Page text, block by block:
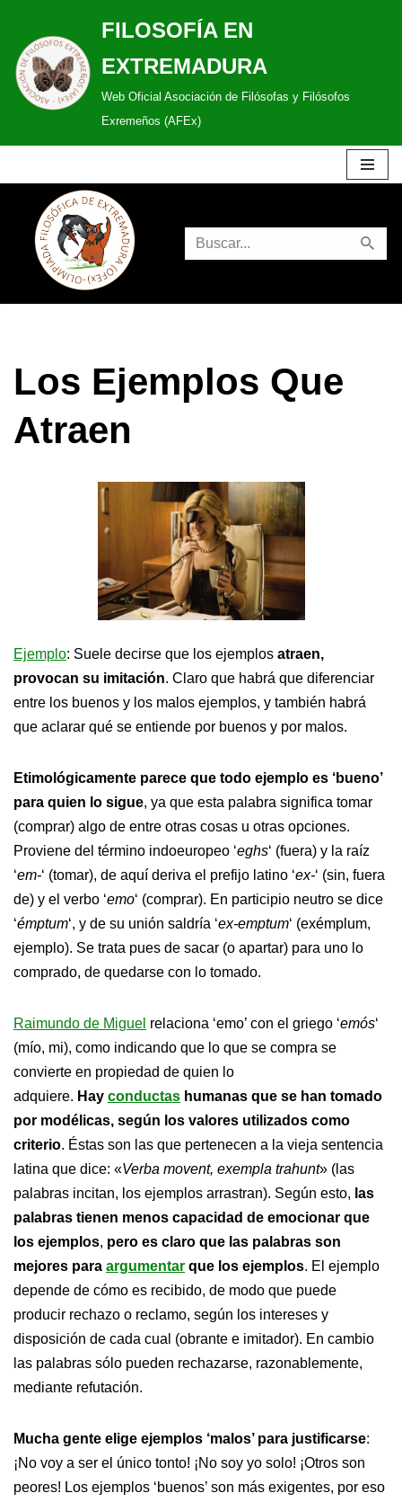
Saltar
al
contenido
FILOSOFÍA EN
EXTREMADURA
Web Oficial Asociación de Filósofas y Filósofos
Exremeños (AFEx)
Los Ejemplos Que
Atraen
Ejemplo: Suele decirse que los ejemplos atraen,
provocan su imitación. Claro que habrá que diferenciar
entre los buenos y los malos ejemplos, y también habrá
que aclarar qué se entiende por buenos y por malos.
Etimológicamente parece que todo ejemplo es ‘bueno’
para quien lo sigue, ya que esta palabra significa tomar
(comprar) algo de entre otras cosas u otras opciones.
Proviene del término indoeuropeo ‘eghs‘ (fuera) y la raíz
‘em-‘ (tomar), de aquí deriva el prefijo latino ‘ex-‘ (sin, fuera
de) y el verbo ‘emo‘ (comprar). En participio neutro se dice
‘émptum‘, y de su unión saldría ‘ex-emptum‘ (exémplum,
ejemplo). Se trata pues de sacar (o apartar) para uno lo
comprado, de quedarse con lo tomado.
Raimundo de Miguel relaciona ‘emo’ con el griego ‘emós‘
(mío, mi), como indicando que lo que se compra se
convierte en propiedad de quien lo
adquiere. Hay conductas humanas que se han tomado
por modélicas, según los valores utilizados como
criterio. Éstas son las que pertenecen a la vieja sentencia
latina que dice: «Verba movent, exempla trahunt» (las
palabras incitan, los ejemplos arrastran). Según esto, las
palabras tienen menos capacidad de emocionar que
los ejemplos, pero es claro que las palabras son
mejores para argumentar que los ejemplos. El ejemplo
depende de cómo es recibido, de modo que puede
producir rechazo o reclamo, según los intereses y
disposición de cada cual (obrante e imitador). En cambio
las palabras sólo pueden rechazarse, razonablemente,
mediante refutación.
Mucha gente elige ejemplos ‘malos’ para justificarse:
¡No voy a ser el único tonto! ¡No soy yo solo! ¡Otros son
peores! Los ejemplos ‘buenos’ son más exigentes, por eso